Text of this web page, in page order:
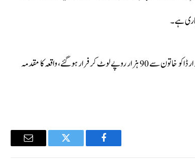
ہے۔
دوسری جانب فیصل آباد میں بھی ڈکیتی کی واردات پیش آئی جہاں موٹرسائیکل سوار ڈاکو خاتون سے 90 ہزار روپے لوٹ کرفرار ہوگئے، واقعہ کا مقدمہ
Facebook
Twitter
Email